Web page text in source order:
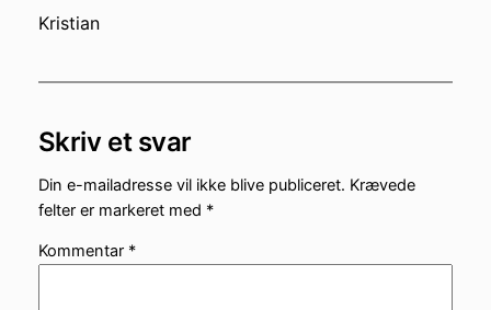
Kristian
Skriv et svar
Din e-mailadresse vil ikke blive publiceret. Krævede
felter er markeret med *
Kommentar *